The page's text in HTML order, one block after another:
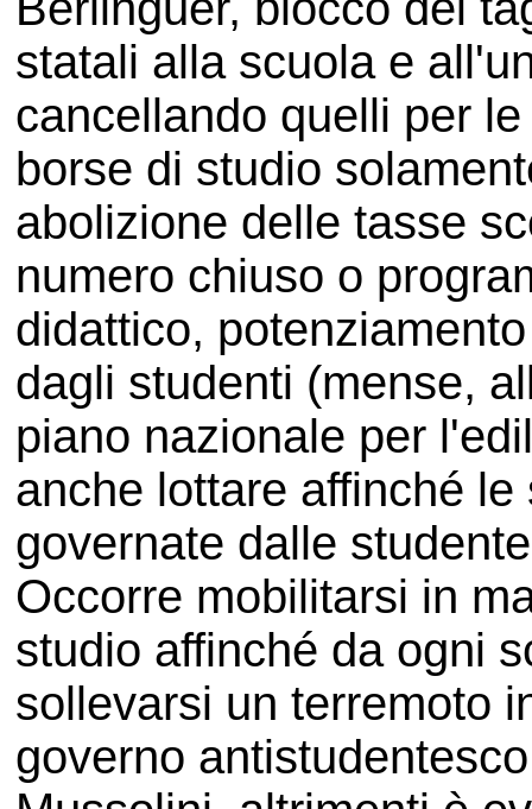
statali alla scuola e
cancellando quelli per
borse di studio
abolizione delle tasse
numero chiuso o
didattico,
dagli studenti (mense,
piano nazionale per
anche lottare affinché
governate dalle
Occorre mobilitarsi in
studio affinché da ogni
sollevarsi un terremoto
governo